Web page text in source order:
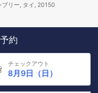
ブリー, タイ, 20150
約
チェックアウト
8月9日（日）